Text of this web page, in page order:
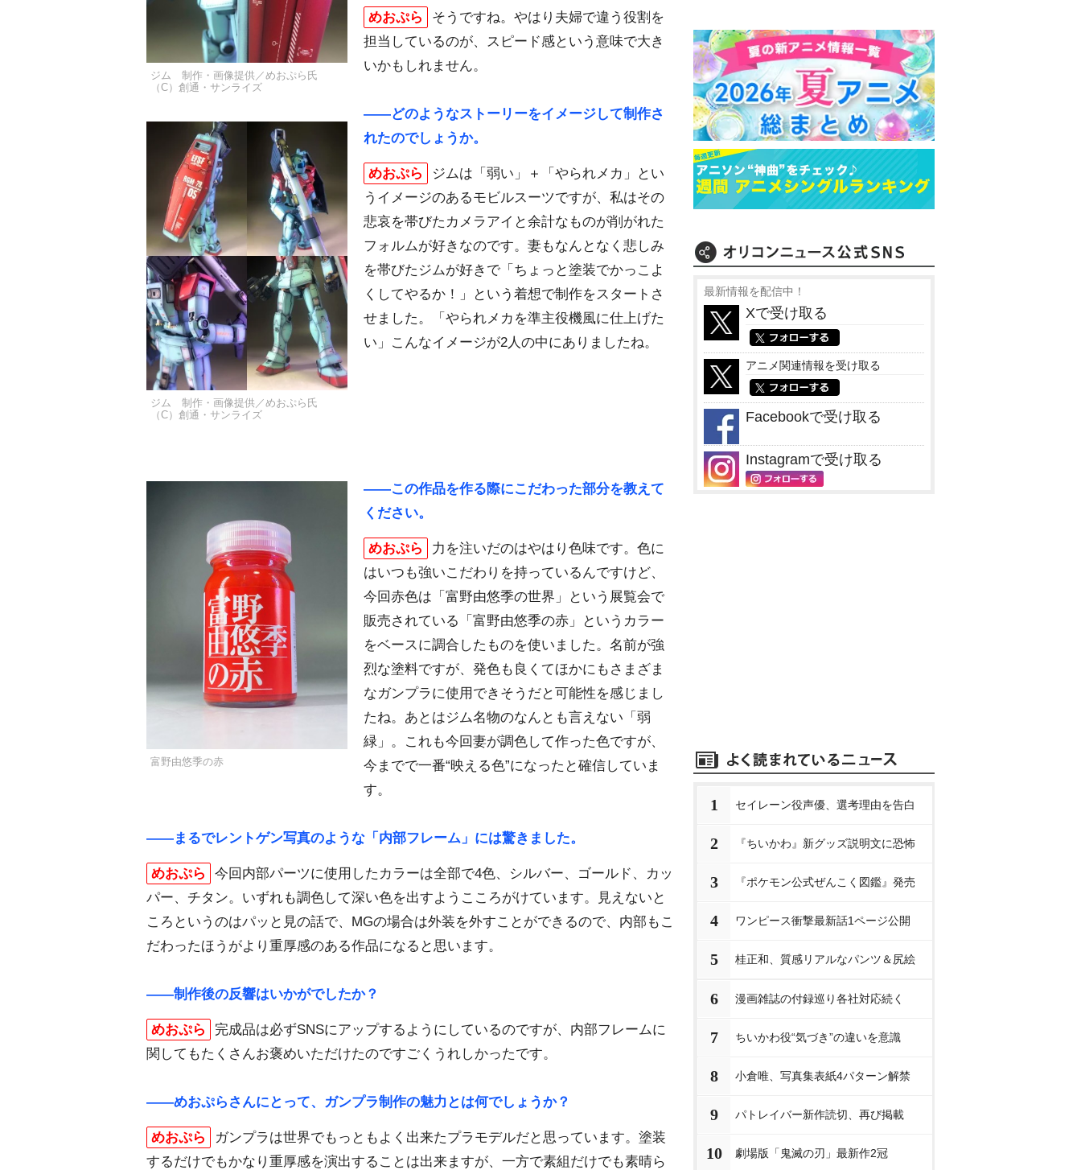
ジム 制作・画像提供／めおぷら氏
（C）創通・サンライズ
ジム 制作・画像提供／めおぷら氏
（C）創通・サンライズ
めおぷら
そうですね。やはり夫婦で違う役割を
担当しているのが、スピード感という意味で大き
いかもしれません。
――どのようなストーリーをイメージして制作さ
れたのでしょうか。
めおぷら
ジムは「弱い」＋「やられメカ」とい
うイメージのあるモビルスーツですが、私はその
悲哀を帯びたカメラアイと余計なものが削がれた
フォルムが好きなのです。妻もなんとなく悲しみ
を帯びたジムが好きで「ちょっと塗装でかっこよ
くしてやるか！」という着想で制作をスタートさ
せました。「やられメカを準主役機風に仕上げた
い」こんなイメージが2人の中にありましたね。
富野由悠季の赤
――この作品を作る際にこだわった部分を教えて
ください。
めおぷら
力を注いだのはやはり色味です。色に
はいつも強いこだわりを持っているんですけど、
今回赤色は「富野由悠季の世界」という展覧会で
販売されている「富野由悠季の赤」というカラー
をベースに調合したものを使いました。名前が強
烈な塗料ですが、発色も良くてほかにもさまざま
なガンプラに使用できそうだと可能性を感じまし
たね。あとはジム名物のなんとも言えない「弱
緑」。これも今回妻が調色して作った色ですが、
今までで一番“映える色”になったと確信していま
す。
――まるでレントゲン写真のような「内部フレーム」には驚きました。
めおぷら
今回内部パーツに使用したカラーは全部で4色、シルバー、ゴールド、カッ
パー、チタン。いずれも調色して深い色を出すようこころがけています。見えないと
ころというのはパッと見の話で、MGの場合は外装を外すことができるので、内部もこ
だわったほうがより重厚感のある作品になると思います。
――制作後の反響はいかがでしたか？
めおぷら
完成品は必ずSNSにアップするようにしているのですが、内部フレームに
関してもたくさんお褒めいただけたのですごくうれしかったです。
――めおぷらさんにとって、ガンプラ制作の魅力とは何でしょうか？
めおぷら
ガンプラは世界でもっともよく出来たプラモデルだと思っています。塗装
するだけでもかなり重厚感を演出することは出来ますが、一方で素組だけでも素晴ら
最新情報を配信中！
Xで受け取る
アニメ関連情報を受け取る
Facebookで受け取る
Instagramで受け取る
1 セイレーン役声優、選考理由を告白
2 『ちいかわ』新グッズ説明文に恐怖
3 『ポケモン公式ぜんこく図鑑』発売
4 ワンピース衝撃最新話1ページ公開
5 桂正和、質感リアルなパンツ＆尻絵
6 漫画雑誌の付録巡り各社対応続く
7 ちいかわ役“気づき”の違いを意識
8 小倉唯、写真集表紙4パターン解禁
9 パトレイバー新作読切、再び掲載
10 劇場版「鬼滅の刃」最新作2冠